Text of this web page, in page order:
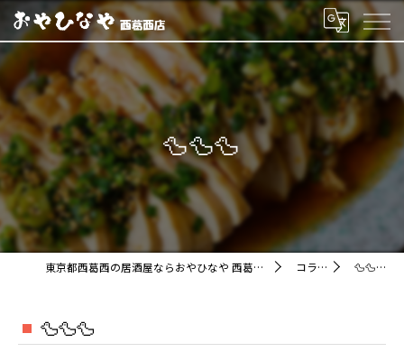
🦆🦆🦆
東京都西葛西の居酒屋ならおやひなや 西葛西店 コラム 🦆🦆🦆
🦆🦆🦆